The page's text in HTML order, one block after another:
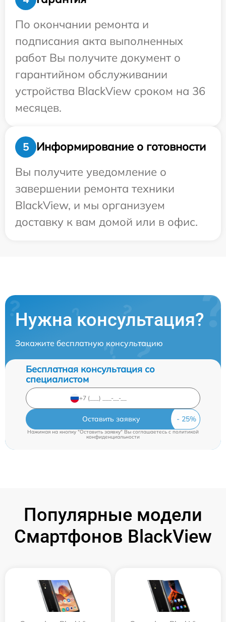
По окончании ремонта и
подписания акта выполненных
работ Вы получите документ о
гарантийном обслуживании
устройства BlackView сроком на 36
месяцев.
5
Информирование о готовности
Вы получите уведомление о
завершении ремонта техники
BlackView, и мы организуем
доставку к вам домой или в офис.
Нужна консультация?
Закажите бесплатную консультацию
Бесплатная консультация со
специалистом
Оставить заявку
Нажимая на кнопку "Оставить заявку" Вы соглашаетесь cполитикой
конфиденциальности
Популярные модели
Смартфонов BlackView